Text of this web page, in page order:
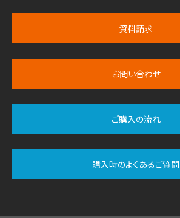
資料請求
お問い合わせ
ご購入の流れ
購入時のよくあるご質問